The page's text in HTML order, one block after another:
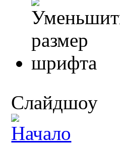
Слайдшоу